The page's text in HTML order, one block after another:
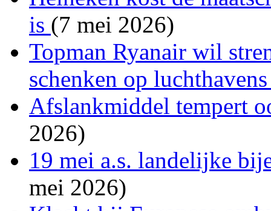
is (7 mei 2026)
Topman Ryanair wil
schenken op
Afslankmiddel tempert
2026)
19 mei a.s. landelijke
mei 2026)